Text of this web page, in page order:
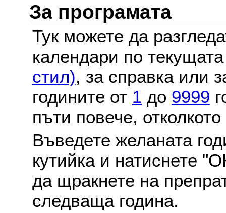
За програмата
Тук можете да
календари по
стил), за справка или
годините от 1 до 9999
пъти повече,
Въведете желаната
кутийка и натиснете
да щракнете на
следваща година.